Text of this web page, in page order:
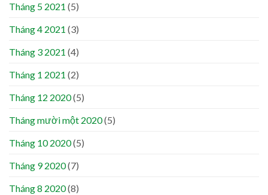
Tháng 5 2021 (5)
Tháng 4 2021 (3)
Tháng 3 2021 (4)
Tháng 1 2021 (2)
Tháng 12 2020(5)
Tháng mười một 2020(5)
Tháng 10 2020(5)
Tháng 9 2020(7)
Tháng 8 2020(8)